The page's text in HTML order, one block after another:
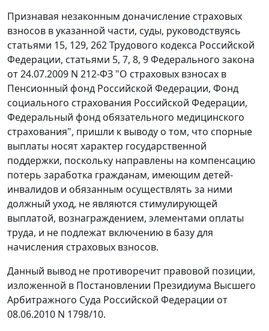
Признавая незаконным доначисление страховых
взносов в указанной части, суды, руководствуясь
статьями 15, 129, 262Трудового кодекса Российской
Федерации, статьями 5, 7, 8, 9Федерального закона
от 24.07.2009 N 212-ФЗ "О страховых взносах в
Пенсионный фонд Российской Федерации, Фонд
социального страхования Российской Федерации,
Федеральный фонд обязательного медицинского
страхования", пришли к выводу о том, что спорные
выплаты носят характер государственной
поддержки, поскольку направлены на компенсацию
потерь заработка гражданам, имеющим детей-
инвалидов и обязанным осуществлять за ними
должный уход, не являются стимулирующей
выплатой, вознаграждением, элементами оплаты
труда, и не подлежат включению в базу для
начисления страховых взносов.
Данный вывод не противоречит правовой позиции,
изложенной в Постановлении Президиума Высшего
Арбитражного Суда Российской Федерации от
08.06.2010 N 1798/10.